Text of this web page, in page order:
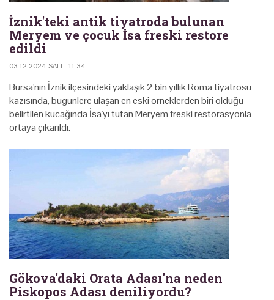
İznik'teki antik tiyatroda bulunan
Meryem ve çocuk İsa freski restore
edildi
03.12.2024 SALI - 11:34
Bursa'nın İznik ilçesindeki yaklaşık 2 bin yıllık Roma tiyatrosu
kazısında, bugünlere ulaşan en eski örneklerden biri olduğu
belirtilen kucağında İsa'yı tutan Meryem freski restorasyonla
ortaya çıkarıldı.
Gökova'daki Orata Adası'na neden
Piskopos Adası deniliyordu?